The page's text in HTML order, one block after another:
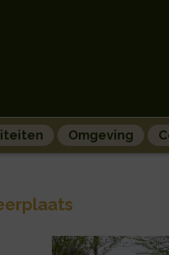
Omgeving